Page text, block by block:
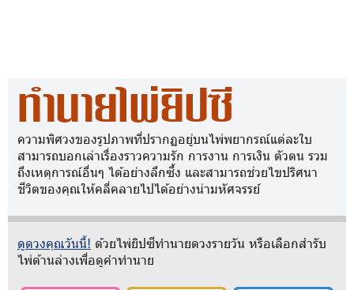
ทำนายไพ่ยิปซี
ความพิศวงของรูปภาพที่ปรากฏอยู่บนไพ่พยากรณ์แต่ละใบ
สามารถบอกเล่าเรื่องราวความรัก การงาน การเงิน ตัวตน รวม
ถึงเหตุการณ์อื่นๆ ได้อย่างลึกซึ้ง และสามารถช่วยไขปริศนา
ชีวิตของคุณให้คลี่คลายไปได้อย่างน่ามหัศจรรย์
ดูดวงคุณวันนี้! ด้วยไพ่ยิปซีทำนายดวงรายวัน หรือเลือกสำรับ
ไพ่ด้านล่างเพื่อดูคำทำนาย